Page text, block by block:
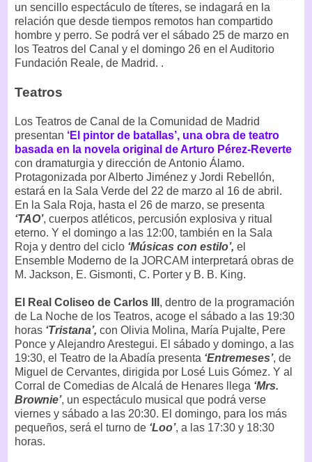
un sencillo espectáculo de títeres, se indagará en la
relación que desde tiempos remotos han compartido
hombre y perro. Se podrá ver el sábado 25 de marzo en
los Teatros del Canal y el domingo 26 en el Auditorio
Fundación Reale, de Madrid. .
Teatros
Los Teatros de Canal de la Comunidad de Madrid
presentan ‘El pintor de batallas’, una obra de teatro
basada en la novela original de Arturo Pérez-Reverte
con dramaturgia y dirección de Antonio Álamo.
Protagonizada por Alberto Jiménez y Jordi Rebellón,
estará en la Sala Verde del 22 de marzo al 16 de abril.
En la Sala Roja, hasta el 26 de marzo, se presenta
‘TAO’, cuerpos atléticos, percusión explosiva y ritual
eterno. Y el domingo a las 12:00, también en la Sala
Roja y dentro del ciclo ‘Músicas con estilo’, el
Ensemble Moderno de la JORCAM interpretará obras de
M. Jackson, E. Gismonti, C. Porter y B. B. King.
El Real Coliseo de Carlos III , dentro de la programación
de La Noche de los Teatros, acoge el sábado a las 19:30
horas ‘Tristana’, con Olivia Molina, María Pujalte, Pere
Ponce y Alejandro Arestegui. El sábado y domingo, a las
19:30, el Teatro de la Abadía presenta ‘Entremeses’, de
Miguel de Cervantes, dirigida por Losé Luis Gómez. Y al
Corral de Comedias de Alcalá de Henares llega ‘Mrs.
Brownie’, un espectáculo musical que podrá verse
viernes y sábado a las 20:30. El domingo, para los más
pequeños, será el turno de ‘Loo’, a las 17:30 y 18:30
horas.